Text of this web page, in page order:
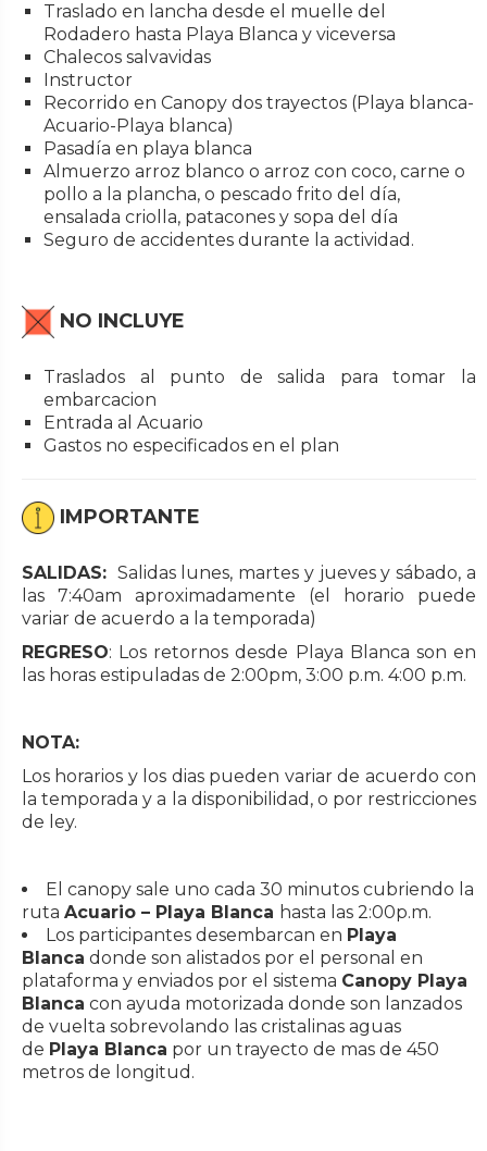
Traslado en lancha desde el muelle del
Rodadero hasta Playa Blanca y viceversa
Chalecos salvavidas
Instructor
Recorrido en Canopy dos trayectos (Playa blanca-
Acuario-Playa blanca)
Pasadía en playa blanca
Almuerzo arroz blanco o arroz con coco, carne o
pollo a la plancha, o pescado frito del día,
ensalada criolla, patacones y sopa del día
Seguro de accidentes durante la actividad.
NO INCLUYE
Traslados al punto de salida para tomar la
embarcacion
Entrada al Acuario
Gastos no especificados en el plan
IMPORTANTE
SALIDAS: Salidas lunes, martes y jueves y sábado, a
las 7:40am aproximadamente (el horario puede
variar de acuerdo a la temporada)
REGRESO: Los retornos desde Playa Blanca son en
las horas estipuladas de 2:00pm, 3:00 p.m. 4:00 p.m.
NOTA:
Los horarios y los dias pueden variar de acuerdo con
la temporada y a la disponibilidad, o por restricciones
de ley.
El canopy sale uno cada 30 minutos cubriendo la
ruta Acuario – Playa Blanca hasta las 2:00p.m.
Los participantes desembarcan en Playa
Blanca donde son alistados por el personal en
plataforma y enviados por el sistema Canopy Playa
Blanca con ayuda motorizada donde son lanzados
de vuelta sobrevolando las cristalinas aguas
de Playa Blanca por un trayecto de mas de 450
metros de longitud.